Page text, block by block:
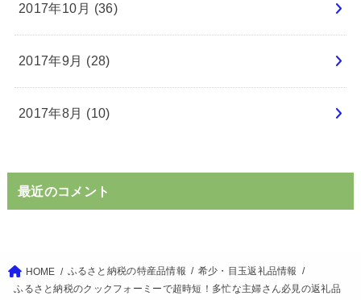
2017年10月 (36)
2017年9月 (28)
2017年8月 (10)
最近のコメント
HOME ふるさと納税の特産品情報
希少・目玉返礼品情報
ふるさと納税のクックフォーミーで超時短！多忙な主婦さん必見の返礼品